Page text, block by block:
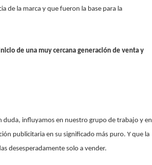
de la marca y que fueron la base para la
de una muy cercana generación de venta y
duda, influyamos en nuestro grupo de trabajo y en
publicitaria en su significado más puro. Y que la
desesperadamente solo a vender.